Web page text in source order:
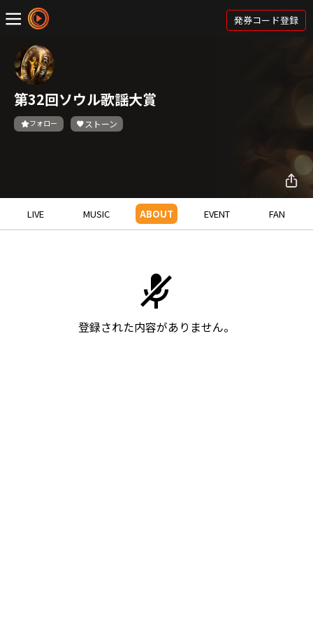
発券コード登録
第32回ソウル歌謡大賞
フォロー ストーン
LIVE MUSIC ABOUT EVENT FAN
登録された内容がありません。